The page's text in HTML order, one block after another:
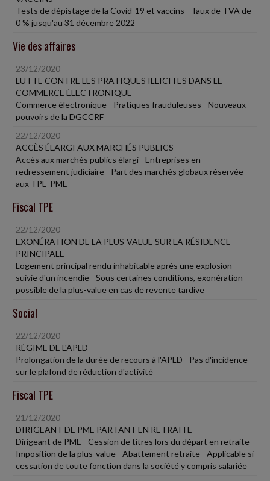
Tests de dépistage de la Covid-19 et vaccins - Taux de TVA de
0 % jusqu'au 31 décembre 2022
Vie des affaires
23/12/2020
LUTTE CONTRE LES PRATIQUES ILLICITES DANS LE
COMMERCE ÉLECTRONIQUE
Commerce électronique - Pratiques frauduleuses - Nouveaux
pouvoirs de la DGCCRF
22/12/2020
ACCÈS ÉLARGI AUX MARCHÉS PUBLICS
Accès aux marchés publics élargi - Entreprises en
redressement judiciaire - Part des marchés globaux réservée
aux TPE-PME
Fiscal TPE
22/12/2020
EXONÉRATION DE LA PLUS-VALUE SUR LA RÉSIDENCE
PRINCIPALE
Logement principal rendu inhabitable après une explosion
suivie d'un incendie - Sous certaines conditions, exonération
possible de la plus-value en cas de revente tardive
Social
22/12/2020
RÉGIME DE L'APLD
Prolongation de la durée de recours à l'APLD - Pas d'incidence
sur le plafond de réduction d'activité
Fiscal TPE
21/12/2020
DIRIGEANT DE PME PARTANT EN RETRAITE
Dirigeant de PME - Cession de titres lors du départ en retraite -
Imposition de la plus-value - Abattement retraite - Applicable si
cessation de toute fonction dans la société y compris salariée